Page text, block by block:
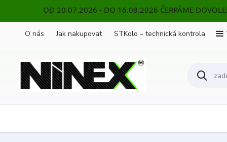
OD 20.07.2026 - DO 16.08.2026 ČERPÁME
O nás Jak nakupovat STKolo – technická kontrola